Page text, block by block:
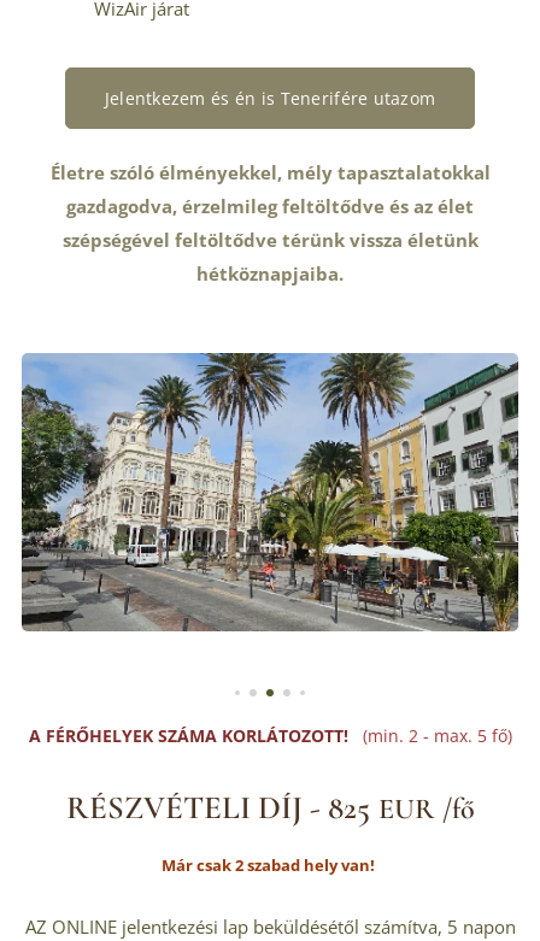
WizAir járat
Jelentkezem és én is Tenerifére utazom
Életre szóló élményekkel, mély tapasztalatokkal
gazdagodva, érzelmileg feltöltődve és az élet
szépségével feltöltődve térünk vissza életünk
hétköznapjaiba.
A FÉRŐHELYEK SZÁMA KORLÁTOZOTT! (min. 2 - max. 5 fő)
RÉSZVÉTELI DÍJ - 825 EUR /fő
Már csak 2 szabad hely van!
AZ ONLINE jelentkezési lap beküldésétől számítva, 5 napon